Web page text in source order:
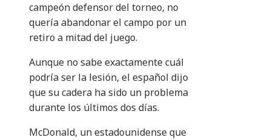
campeón defensor del torneo, no
quería abandonar el campo por un
retiro a mitad del juego.
Aunque no sabe exactamente cuál
podría ser la lesión, el español dijo
que su cadera ha sido un problema
durante los últimos dos días.
McDonald, un estadounidense que